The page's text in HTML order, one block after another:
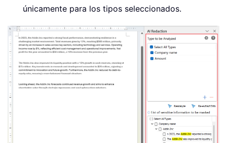
únicamente para los tipos seleccionados.